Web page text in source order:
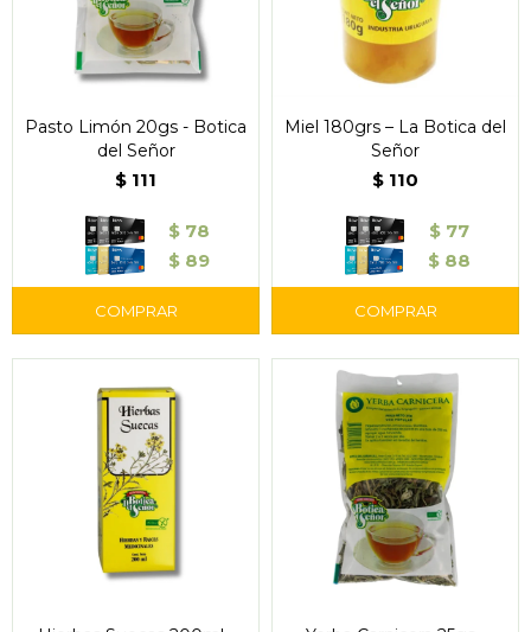
Pasto Limón 20gs - Botica
del Señor
$ 111
$ 78
$ 89
Miel 180grs – La Botica del
Señor
$ 110
$ 77
$ 88